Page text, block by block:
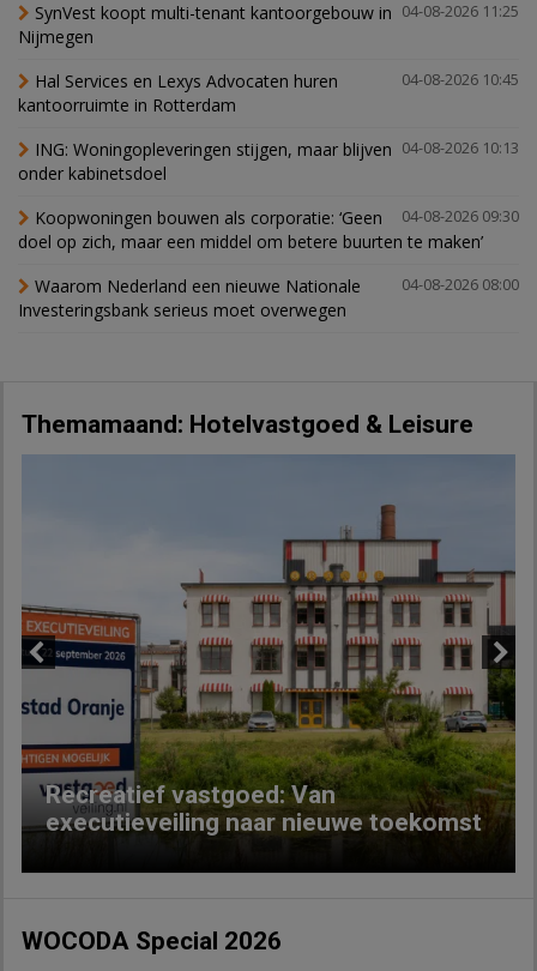
04-08-2026 11:25
SynVest koopt multi-tenant kantoorgebouw in
Nijmegen
04-08-2026 10:45
Hal Services en Lexys Advocaten huren
kantoorruimte in Rotterdam
04-08-2026 10:13
ING: Woningopleveringen stijgen, maar blijven
onder kabinetsdoel
04-08-2026 09:30
Koopwoningen bouwen als corporatie: ‘Geen
doel op zich, maar een middel om betere buurten te maken’
04-08-2026 08:00
Waarom Nederland een nieuwe Nationale
Investeringsbank serieus moet overwegen
Themamaand: Hotelvastgoed & Leisure
Recreatief vastgoed: Van
executieveiling naar nieuwe toekomst
Next
WOCODA Special 2026